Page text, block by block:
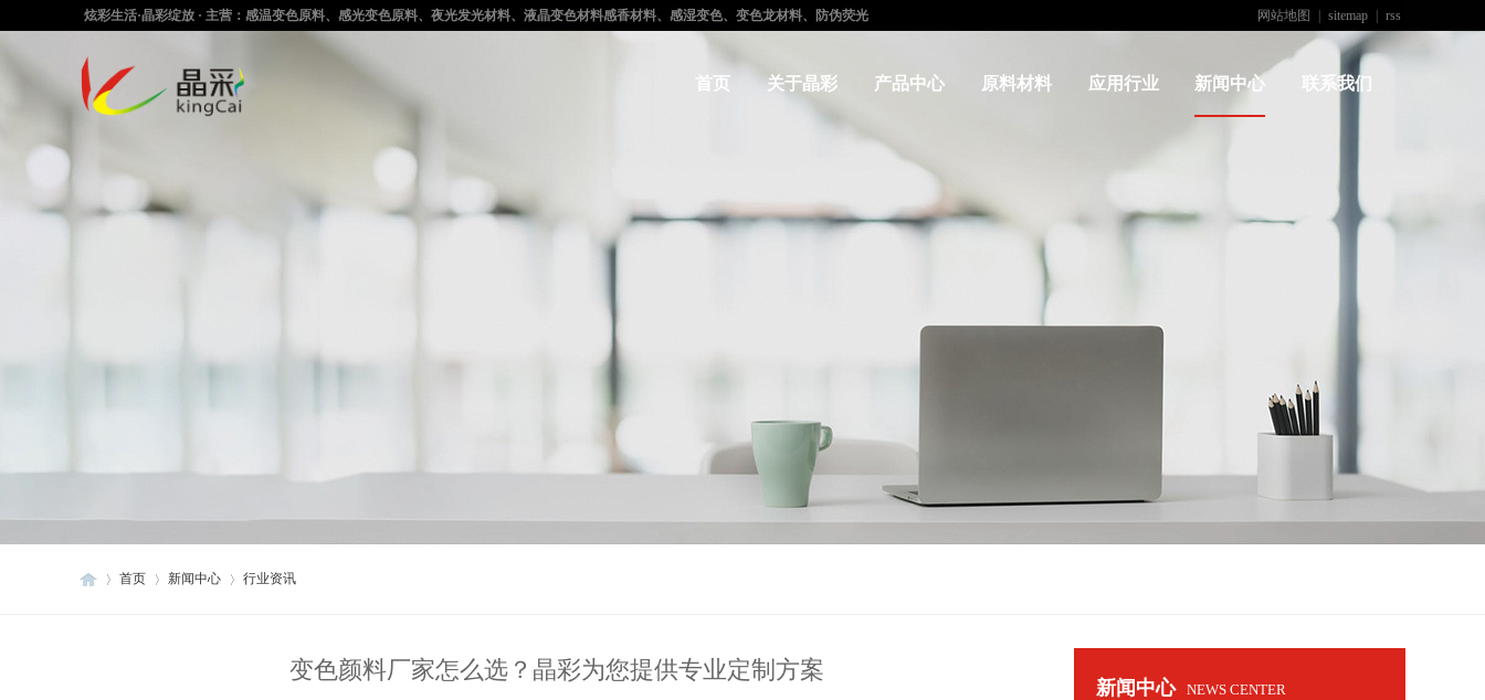
炫彩生活·晶彩绽放 · 主营：感温变色原料、感光变色原料、夜光发光材料、液晶变色材料感香材料、感湿变色、变色龙材料、防伪荧光 网站地图 sitemap rss
首页 关于晶彩 产品中心 原料材料 应用行业 新闻中心 联系我们
首页 新闻中心 行业资讯
变色颜料厂家怎么选？晶彩为您提供专业定制方案
新闻中心 NEWS CENTER